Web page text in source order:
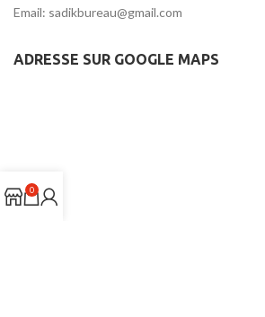
Email: sadikbureau@gmail.com
ADRESSE SUR GOOGLE MAPS
0